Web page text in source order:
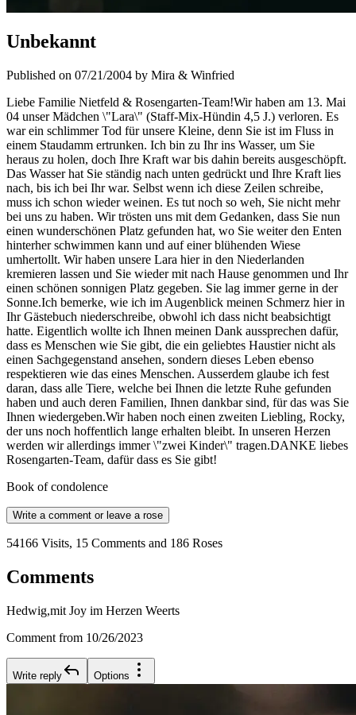
Unbekannt
Published on 07/21/2004 by Mira & Winfried
Liebe Familie Nietfeld & Rosengarten-Team!Wir haben am 13. Mai
04 unser Mädchen \"Lara\" (Staff-Mix-Hündin 4,5 J.) verloren. Es
war ein schlimmer Tod für unsere Kleine, denn Sie ist im Fluss in
einem Staudamm ertrunken. Ich bin zu Ihr ins Wasser, um Sie
heraus zu holen, doch Ihre Kraft war bis dahin bereits ausgeschöpft.
Das Wasser hat Sie ständig nach unten gedrückt und Ihre Kraft lies
nach, bis ich bei Ihr war. Selbst wenn ich diese Zeilen schreibe,
muss ich schon wieder weinen. Es tut noch so weh, Sie nicht mehr
bei uns zu haben. Wir trösten uns mit dem Gedanken, dass Sie nun
einen wunderschönen Platz gefunden hat, wo Sie weiter den Enten
hinterher schwimmen kann und auf einer blühenden Wiese
umhertollt. Wir haben unsere Lara hier in den Niederlanden
kremieren lassen und Sie wieder mit nach Hause genommen und Ihr
einen schönen sonnigen Platz gegeben. Sie lag immer gerne in der
Sonne.Ich bemerke, wie ich im Augenblick meinen Schmerz hier in
Ihr Gästebuch niederschreibe, obwohl ich dass nicht beabsichtigt
hatte. Eigentlich wollte ich Ihnen meinen Dank aussprechen dafür,
dass es Menschen wie Sie gibt, die ein geliebtes Haustier nicht als
einen Sachgegenstand ansehen, sondern dieses Leben ebenso
respektieren wie das eines Menschen. Ausserdem glaube ich fest
daran, dass alle Tiere, welche bei Ihnen die letzte Ruhe gefunden
haben und auch deren Familien, Ihnen dankbar sind, für das was Sie
Ihnen wiedergeben.Wir haben noch einen zweiten Liebling, Rocky,
der uns noch hoffentlich lange erhalten bleibt. In unseren Herzen
werden wir allerdings immer \"zwei Kinder\" tragen.DANKE liebes
Rosengarten-Team, dafür dass es Sie gibt!
Book of condolence
Write a comment or leave a rose
54166 Visits, 15 Comments and 186 Roses
Comments
Hedwig,mit Joy im Herzen Weerts
Comment from 10/26/2023
Write reply Options